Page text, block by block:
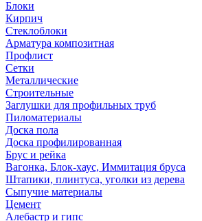
Блоки
Кирпич
Стеклоблоки
Арматура композитная
Профлист
Сетки
Металлические
Строительные
Заглушки для профильных труб
Пиломатериалы
Доска пола
Доска профилированная
Брус и рейка
Вагонка, Блок-хаус, Иммитация бруса
Штапики, плинтуса, уголки из дерева
Сыпучие материалы
Цемент
Алебастр и гипс